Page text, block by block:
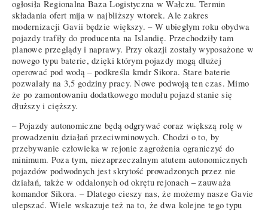
ogłosiła Regionalna Baza Logistyczna w Wałczu. Termin
składania ofert mija w najbliższy wtorek. Ale zakres
modernizacji Gavii będzie większy. – W ubiegłym roku obydwa
pojazdy trafiły do producenta na Islandię. Przechodziły tam
planowe przeglądy i naprawy. Przy okazji zostały wyposażone w
nowego typu baterie, dzięki którym pojazdy mogą dłużej
operować pod wodą – podkreśla kmdr Sikora. Stare baterie
pozwalały na 3,5 godziny pracy. Nowe podwoją ten czas. Mimo
że po zamontowaniu dodatkowego modułu pojazd stanie się
dłuższy i cięższy.
– Pojazdy autonomiczne będą odgrywać coraz większą rolę w
prowadzeniu działań przeciwminowych. Chodzi o to, by
przebywanie człowieka w rejonie zagrożenia ograniczyć do
minimum. Poza tym, niezaprzeczalnym atutem autonomicznych
pojazdów podwodnych jest skrytość prowadzonych przez nie
działań, także w oddalonych od okrętu rejonach – zauważa
komandor Sikora. – Dlatego cieszy nas, że możemy nasze Gavie
ulepszać. Wiele wskazuje też na to, że dwa kolejne tego typu